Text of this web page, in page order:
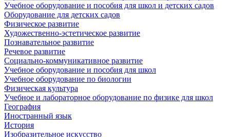
Учебное оборудование и пособия для школ и детских садов
Оборудование для детских садов
Физическое развитие
Художественно-эстетическое развитие
Познавательное развитие
Речевое развитие
Социально-коммуникативное развитие
Учебное оборудование и пособия для школ
Учебное оборудование по биологии
Физическая культура
Учебное и лабораторное оборудование по физике для школ
География
Иностранный язык
История
Изобразительное искусство